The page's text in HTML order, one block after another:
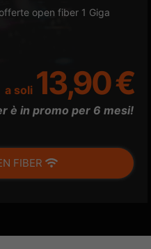
open fiber 1 Giga
a soli 13,90 €
è in promo per 6 mesi!
FIBER